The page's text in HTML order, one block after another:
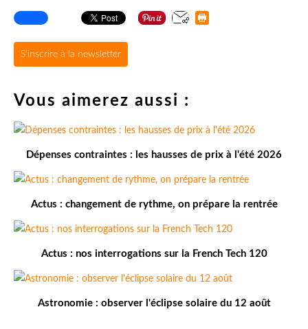
S'inscrire à la newsletter
Vous aimerez aussi :
Dépenses contraintes : les hausses de prix à l'été 2026
Actus : changement de rythme, on prépare la rentrée
Actus : nos interrogations sur la French Tech 120
Astronomie : observer l'éclipse solaire du 12 août